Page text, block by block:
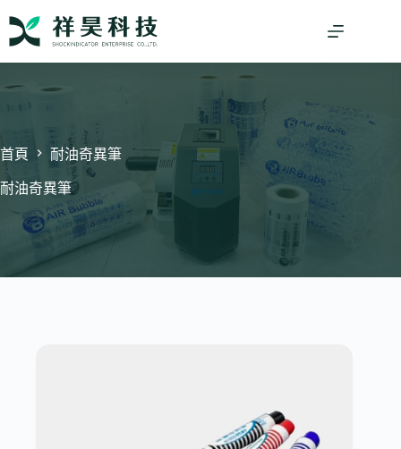
首頁 耐油奇異筆
耐油奇異筆